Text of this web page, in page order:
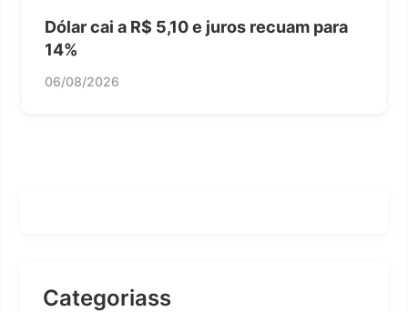
Dólar cai a R$ 5,10 e juros recuam para
14%
06/08/2026
Categoriass